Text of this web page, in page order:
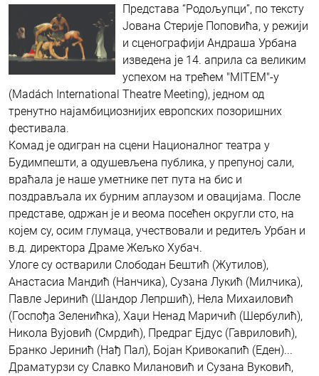
Представа “Родољупци”, по тексту
Јована Стерије Поповића, у режији
и сценографији Андраша Урбана
изведена је 14. априла са великим
успехом на трећем "MITEM"-у
(Madách International Theatre Meeting), једном од
тренутно најамбициознијих европских позоришних
фестивала.
Комад је одигран на сцени Националног театра у
Будимпешти, а одушевљена публика, у препуној сали,
враћала је наше уметнике пет пута на бис и
поздрављала их бурним аплаузом и овацијама. После
представе, одржан је и веома посећен округли сто, на
којем су, осим глумаца, учествовали и редитељ Урбан и
в.д. директора Драме Жељко Хубач.
Улоге су остварили Слободан Бештић (Жутилов),
Анастасиа Мандић (Нанчика), Сузана Лукић (Милчика),
Павле Јеринић (Шандор Лепршић), Нела Михаиловић
(Госпођа Зеленићка), Хаџи Ненад Маричић (Шербулић),
Никола Вујовић (Смрдић), Предраг Ејдус (Гавриловић),
Бранко Јеринић (Нађ Пал), Бојан Кривокапић (Еден)...
Драматурзи су Славко Милановић и Сузана Вуковић,